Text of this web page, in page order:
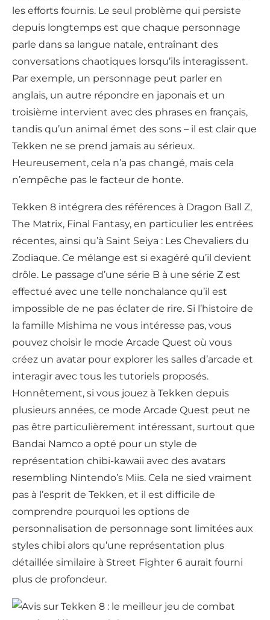
les efforts fournis. Le seul problème qui persiste
depuis longtemps est que chaque personnage
parle dans sa langue natale, entraînant des
conversations chaotiques lorsqu’ils interagissent.
Par exemple, un personnage peut parler en
anglais, un autre répondre en japonais et un
troisième intervient avec des phrases en français,
tandis qu’un animal émet des sons – il est clair que
Tekken ne se prend jamais au sérieux.
Heureusement, cela n’a pas changé, mais cela
n’empêche pas le facteur de honte.
Tekken 8 intégrera des références à Dragon Ball Z,
The Matrix, Final Fantasy, en particulier les entrées
récentes, ainsi qu’à Saint Seiya : Les Chevaliers du
Zodiaque. Ce mélange est si exagéré qu’il devient
drôle. Le passage d’une série B à une série Z est
effectué avec une telle nonchalance qu’il est
impossible de ne pas éclater de rire. Si l’histoire de
la famille Mishima ne vous intéresse pas, vous
pouvez choisir le mode Arcade Quest où vous
créez un avatar pour explorer les salles d’arcade et
interagir avec tous les tutoriels proposés.
Honnêtement, si vous jouez à Tekken depuis
plusieurs années, ce mode Arcade Quest peut ne
pas être particulièrement intéressant, surtout que
Bandai Namco a opté pour un style de
représentation chibi-kawaii avec des avatars
resembling Nintendo’s Miis. Cela ne sied vraiment
pas à l’esprit de Tekken, et il est difficile de
comprendre pourquoi les options de
personnalisation de personnage sont limitées aux
styles chibi alors qu’une représentation plus
détaillée similaire à Street Fighter 6 aurait fourni
plus de profondeur.